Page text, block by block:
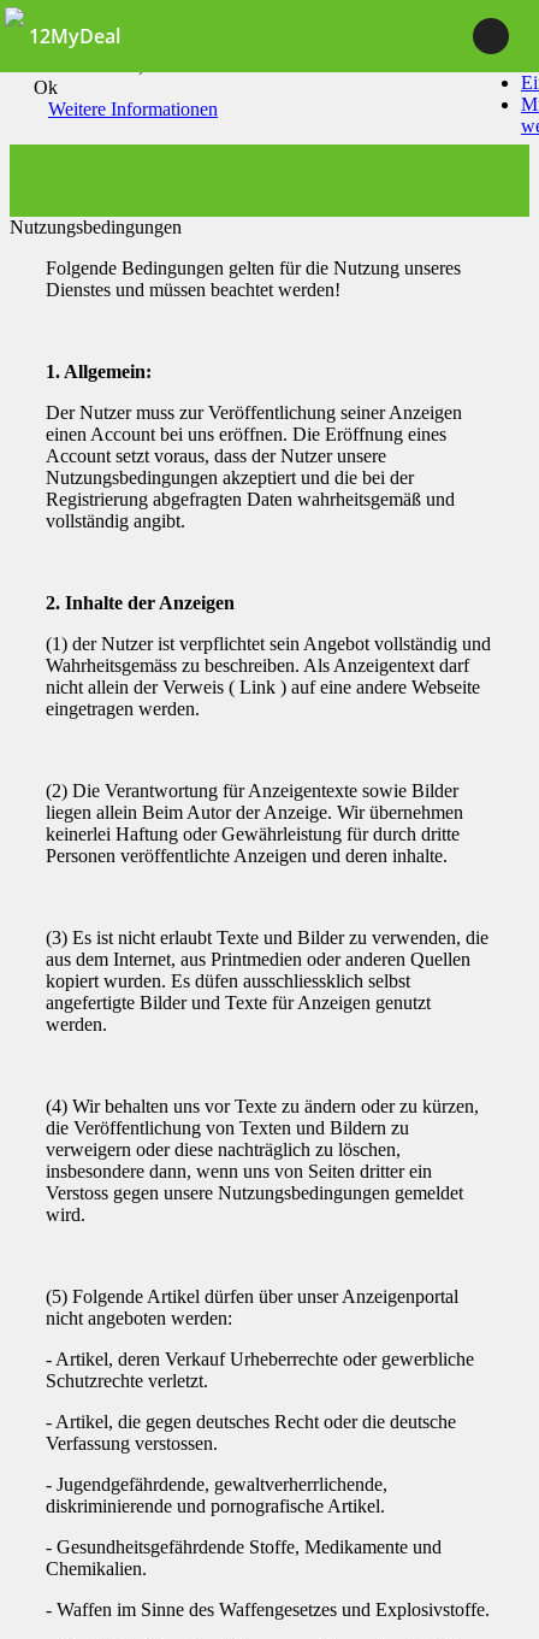
Durch die Nutzung unserer Dienste erklärst du dich damit
Ok
Weitere Informationen
12MyDeal
Nutzungsbedingungen
Folgende Bedingungen gelten für die Nutzung unseres
Dienstes und müssen beachtet werden!
1. Allgemein:
Der Nutzer muss zur Veröffentlichung seiner Anzeigen
einen Account bei uns eröffnen. Die Eröffnung eines
Account setzt voraus, dass der Nutzer unsere
Nutzungsbedingungen akzeptiert und die bei der
Registrierung abgefragten Daten wahrheitsgemäß und
vollständig angibt.
2. Inhalte der Anzeigen
(1) der Nutzer ist verpflichtet sein Angebot vollständig und
Wahrheitsgemäss zu beschreiben. Als Anzeigentext darf
nicht allein der Verweis ( Link ) auf eine andere Webseite
eingetragen werden.
(2) Die Verantwortung für Anzeigentexte sowie Bilder
liegen allein Beim Autor der Anzeige. Wir übernehmen
keinerlei Haftung oder Gewährleistung für durch dritte
Personen veröffentlichte Anzeigen und deren inhalte.
(3) Es ist nicht erlaubt Texte und Bilder zu verwenden, die
aus dem Internet, aus Printmedien oder anderen Quellen
kopiert wurden. Es düfen ausschliessklich selbst
angefertigte Bilder und Texte für Anzeigen genutzt
werden.
(4) Wir behalten uns vor Texte zu ändern oder zu kürzen,
die Veröffentlichung von Texten und Bildern zu
verweigern oder diese nachträglich zu löschen,
insbesondere dann, wenn uns von Seiten dritter ein
Verstoss gegen unsere Nutzungsbedingungen gemeldet
wird.
(5) Folgende Artikel dürfen über unser Anzeigenportal
nicht angeboten werden:
- Artikel, deren Verkauf Urheberrechte oder gewerbliche
Schutzrechte verletzt.
- Artikel, die gegen deutsches Recht oder die deutsche
Verfassung verstossen.
- Jugendgefährdende, gewaltverherrlichende,
diskriminierende und pornografische Artikel.
- Gesundheitsgefährdende Stoffe, Medikamente und
Chemikalien.
- Waffen im Sinne des Waffengesetzes und Explosivstoffe.